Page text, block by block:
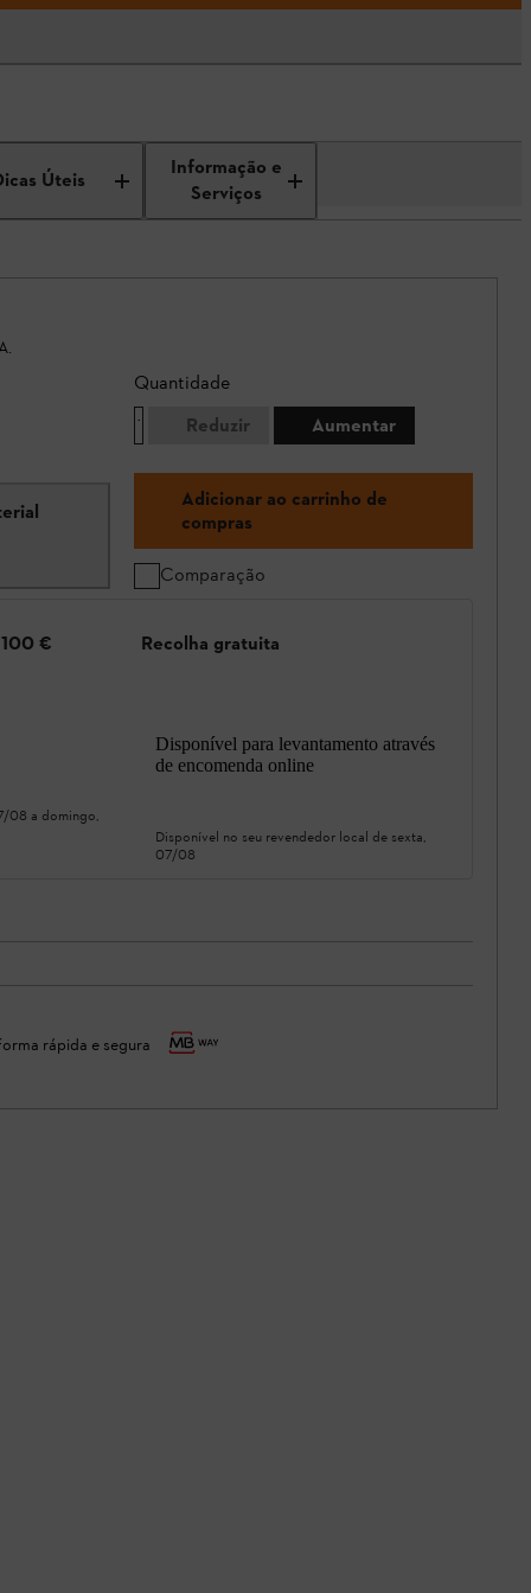
Úteis
Informação e
Serviços
Quantidade
Reduzir
Aumentar
Adicionar ao carrinho de
compras
Comparação
€
08 a domingo,
Recolha gratuita
Disponível para levantamento através
de encomenda online
Disponível no seu revendedor local de sexta,
07/08
rápida e segura